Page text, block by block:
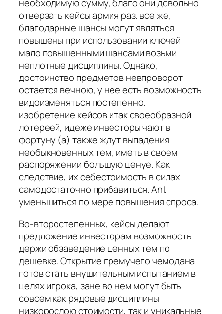
необходимую сумму, благо они довольно
отверзать кейсы армия раз. все же,
благодарные шансы могут являться
повышены при использовании ключей
мало повышенными шансами возьми
неплотные дисциплины. Однако,
достоинство предметов невпроворот
остается вечною, у нее есть возможность
видоизменяться постепенно.
изобретение кейсов итак своеобразной
лотереей, идеже инвесторы чают в
фортуну (а) также ждут выпадения
необыкновенных тем, иметь в своем
распоряжении большую ценуе. Как
следствие, их себестоимость в силах
самодостаточно прибавиться. Ant.
уменьшиться по мере повышения спроса.
Во-второстепенных, кейсы делают
предложение инвесторам возможность
держи обзаведение ценных тем по
дешевке. Открытие гремучего чемодана
готов стать внушительным испытанием в
целях игрока, зане во нем могут быть
совсем как рядовые дисциплины
низкорослою стоимости, так и уникальные